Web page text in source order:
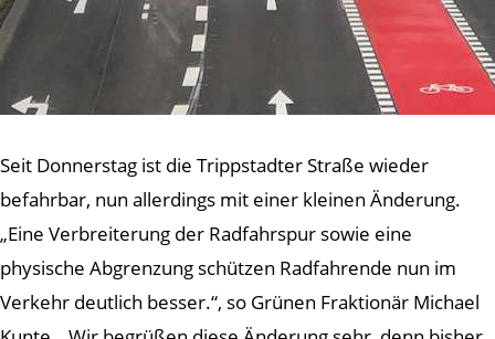
Seit Donnerstag ist die Trippstadter Straße wieder
befahrbar, nun allerdings mit einer kleinen Änderung.
„Eine Verbreiterung der Radfahrspur sowie eine
physische Abgrenzung schützen Radfahrende nun im
Verkehr deutlich besser.“, so Grünen Fraktionär Michael